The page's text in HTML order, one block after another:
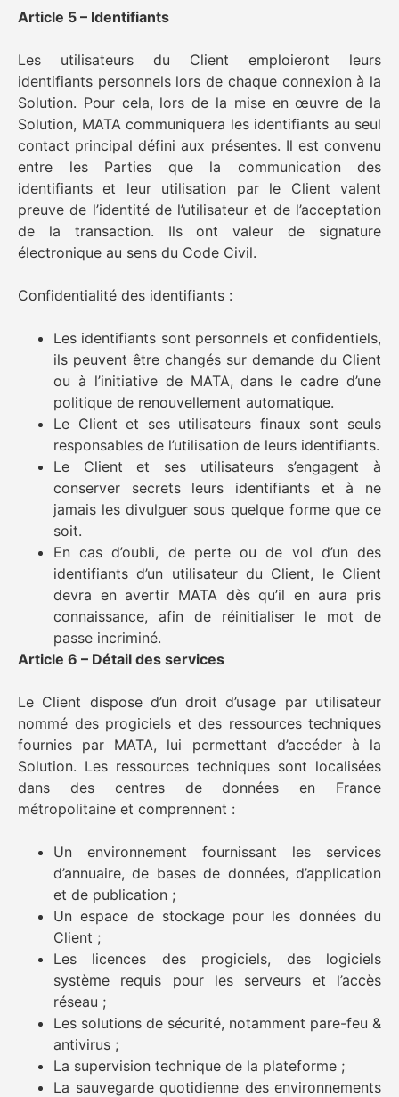
Article 5 – Identifiants
Les utilisateurs du Client emploieront leurs
identifiants personnels lors de chaque connexion à la
Solution. Pour cela, lors de la mise en œuvre de la
Solution, MATA communiquera les identifiants au seul
contact principal défini aux présentes. Il est convenu
entre les Parties que la communication des
identifiants et leur utilisation par le Client valent
preuve de l’identité de l’utilisateur et de l’acceptation
de la transaction. Ils ont valeur de signature
électronique au sens du Code Civil.
Confidentialité des identifiants :
Les identifiants sont personnels et confidentiels,
ils peuvent être changés sur demande du Client
ou à l’initiative de MATA, dans le cadre d’une
politique de renouvellement automatique.
Le Client et ses utilisateurs finaux sont seuls
responsables de l’utilisation de leurs identifiants.
Le Client et ses utilisateurs s’engagent à
conserver secrets leurs identifiants et à ne
jamais les divulguer sous quelque forme que ce
soit.
En cas d’oubli, de perte ou de vol d’un des
identifiants d’un utilisateur du Client, le Client
devra en avertir MATA dès qu’il en aura pris
connaissance, afin de réinitialiser le mot de
passe incriminé.
Article 6 – Détail des services
Le Client dispose d’un droit d’usage par utilisateur
nommé des progiciels et des ressources techniques
fournies par MATA, lui permettant d’accéder à la
Solution. Les ressources techniques sont localisées
dans des centres de données en France
métropolitaine et comprennent :
Un environnement fournissant les services
d’annuaire, de bases de données, d’application
et de publication ;
Un espace de stockage pour les données du
Client ;
Les licences des progiciels, des logiciels
système requis pour les serveurs et l’accès
réseau ;
Les solutions de sécurité, notamment pare-feu &
antivirus ;
La supervision technique de la plateforme ;
La sauvegarde quotidienne des environnements